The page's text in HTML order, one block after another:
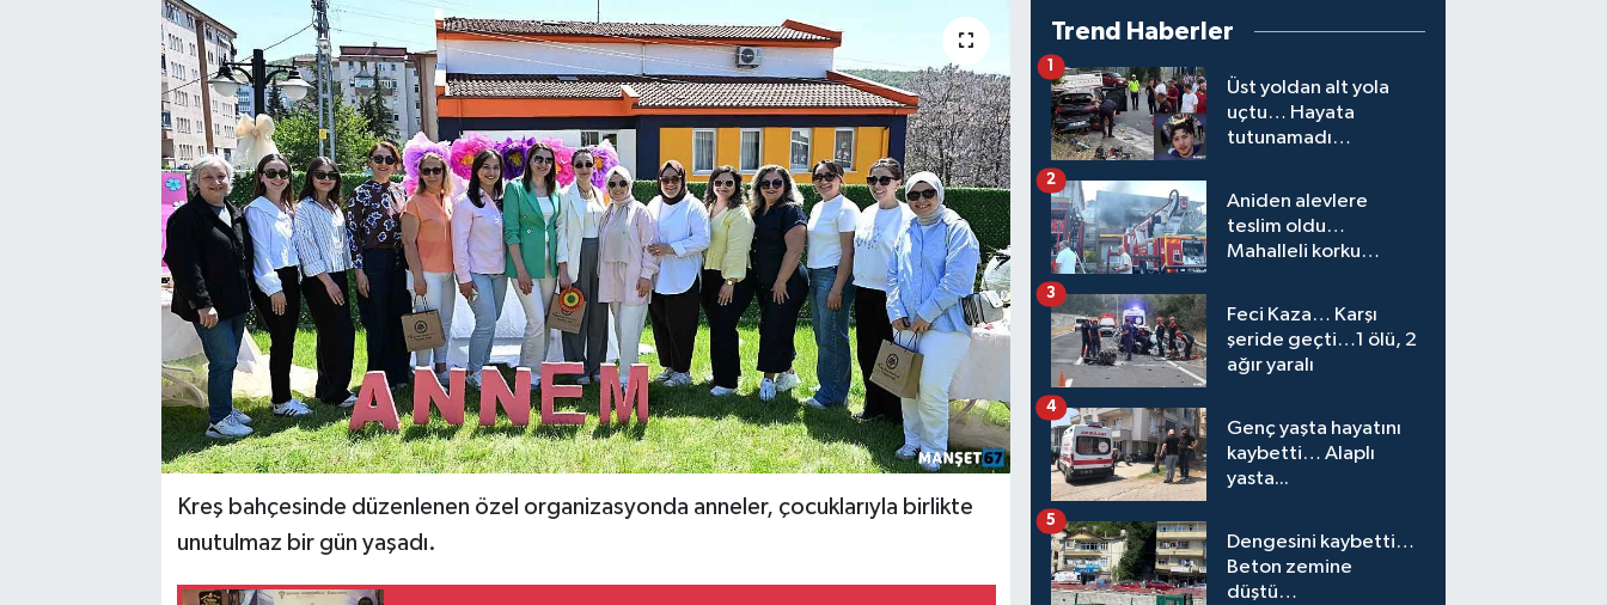
Kreş bahçesinde düzenlenen özel organizasyonda anneler, çocuklarıyla birlikte
unutulmaz bir gün yaşadı.
Trend Haberler
Üst yoldan alt yola
uçtu… Hayata
tutunamadı…
1
Aniden alevlere
teslim oldu…
Mahalleli korku
2
Feci Kaza… Karşı
şeride geçti…1 ölü, 2
ağır yaralı
3
Genç yaşta hayatını
kaybetti… Alaplı
yasta...
4
Dengesini kaybetti…
Beton zemine
düştü…
5